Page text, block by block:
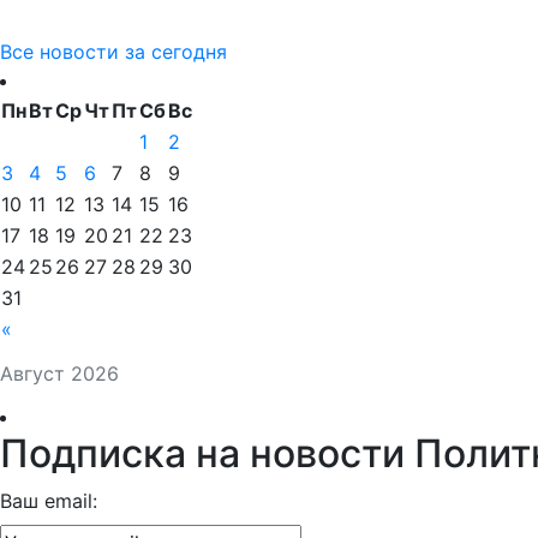
Все новости за сегодня
Август 2026
ПнВтСрЧтПтСбВс
«
1
2
3
4 5 6 7 8
9
10 11 12 13 14 15 16
17 18 19 20 21 22 23
24 25 26 27 28 29 30
31
Подписка на новости
Ваш email: